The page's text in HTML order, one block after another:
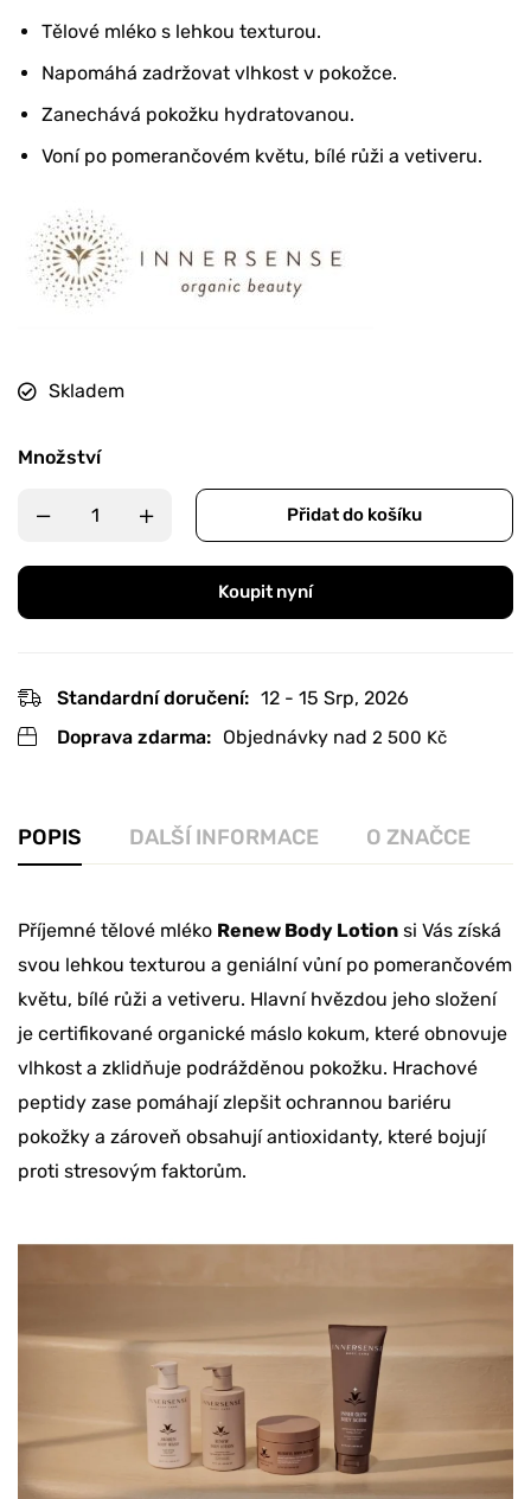
Tělové mléko s lehkou texturou.
Napomáhá zadržovat vlhkost v pokožce.
Zanechává pokožku hydratovanou.
Voní po pomerančovém květu, bílé růži a vetiveru.
Skladem
Množství
Přidat do košíku
Koupit nyní
Standardní doručení: 12 - 15 Srp, 2026
Doprava zdarma: Objednávky nad 2 500 Kč
POPIS DALŠÍ INFORMACE O ZNAČCE
Příjemné tělové mléko Renew Body Lotion si Vás získá
svou lehkou texturou a geniální vůní po pomerančovém
květu, bílé růži a vetiveru. Hlavní hvězdou jeho složení
je certifikované organické máslo kokum, které obnovuje
vlhkost a zklidňuje podrážděnou pokožku. Hrachové
peptidy zase pomáhají zlepšit ochrannou bariéru
pokožky a zároveň obsahují antioxidanty, které bojují
proti stresovým faktorům.